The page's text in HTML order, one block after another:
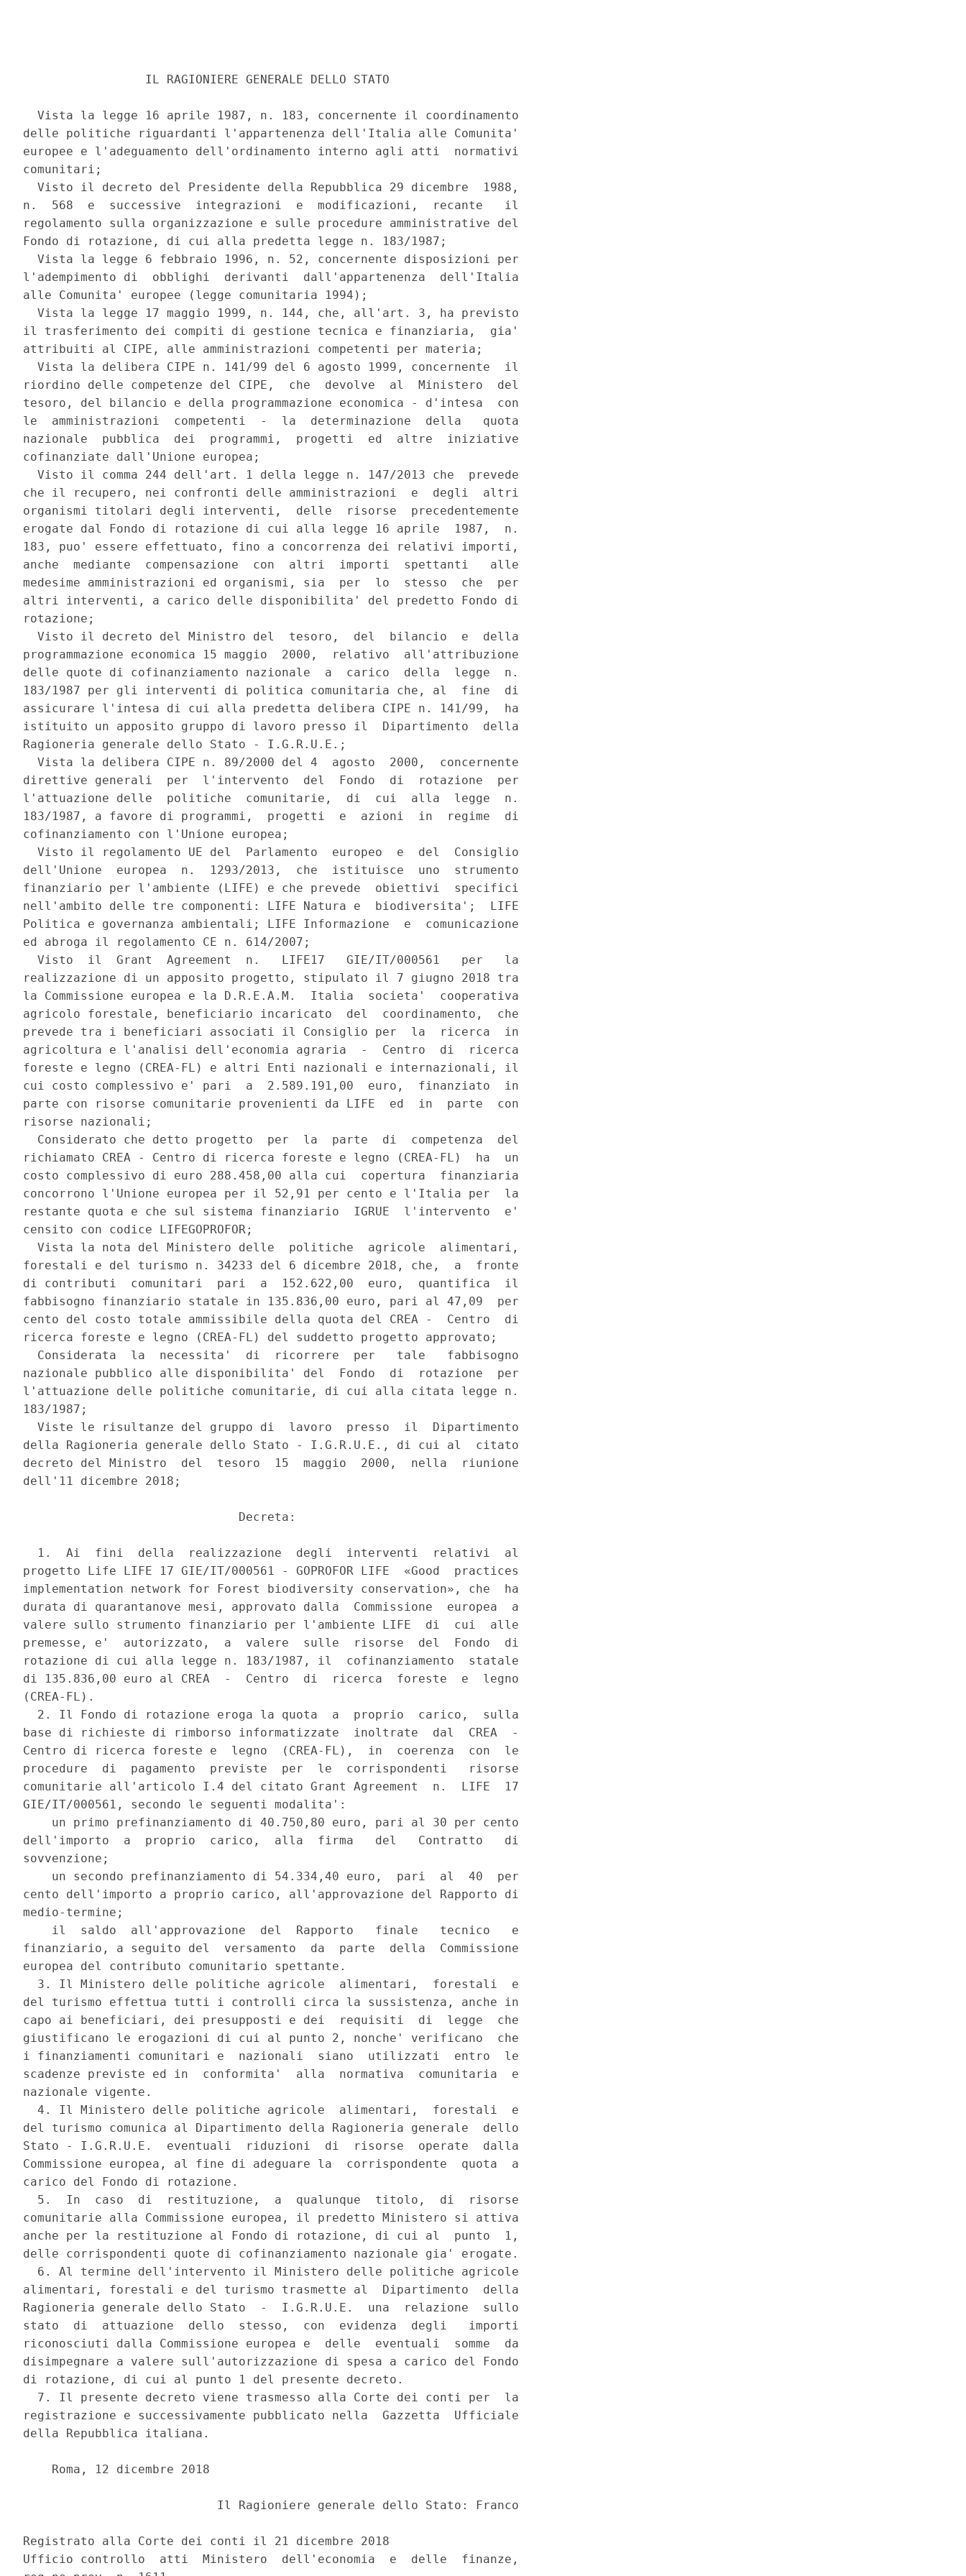
                 IL RAGIONIERE GENERALE DELLO STATO
  Vista la legge 16 aprile 1987, n. 183, concernente il coordinamento
delle politiche riguardanti l'appartenenza dell'Italia alle Comunita'
europee e l'adeguamento dell'ordinamento interno agli atti  normativi
comunitari;
  Visto il decreto del Presidente della Repubblica 29 dicembre  1988,
n.  568  e  successive  integrazioni  e  modificazioni,  recante   il
regolamento sulla organizzazione e sulle procedure amministrative del
Fondo di rotazione, di cui alla predetta legge n. 183/1987;
  Vista la legge 6 febbraio 1996, n. 52, concernente disposizioni per
l'adempimento di  obblighi  derivanti  dall'appartenenza  dell'Italia
alle Comunita' europee (legge comunitaria 1994);
  Vista la legge 17 maggio 1999, n. 144, che, all'art. 3, ha previsto
il trasferimento dei compiti di gestione tecnica e finanziaria,  gia'
attribuiti al CIPE, alle amministrazioni competenti per materia;
  Vista la delibera CIPE n. 141/99 del 6 agosto 1999, concernente  il
riordino delle competenze del CIPE,  che  devolve  al  Ministero  del
tesoro, del bilancio e della programmazione economica - d'intesa  con
le  amministrazioni  competenti  -  la  determinazione  della   quota
nazionale  pubblica  dei  programmi,  progetti  ed  altre  iniziative
cofinanziate dall'Unione europea;
  Visto il comma 244 dell'art. 1 della legge n. 147/2013 che  prevede
che il recupero, nei confronti delle amministrazioni  e  degli  altri
organismi titolari degli interventi,  delle  risorse  precedentemente
erogate dal Fondo di rotazione di cui alla legge 16 aprile  1987,  n.
183, puo' essere effettuato, fino a concorrenza dei relativi importi,
anche  mediante  compensazione  con  altri  importi  spettanti   alle
medesime amministrazioni ed organismi, sia  per  lo  stesso  che  per
altri interventi, a carico delle disponibilita' del predetto Fondo di
rotazione;
  Visto il decreto del Ministro del  tesoro,  del  bilancio  e  della
programmazione economica 15 maggio  2000,  relativo  all'attribuzione
delle quote di cofinanziamento nazionale  a  carico  della  legge  n.
183/1987 per gli interventi di politica comunitaria che, al  fine  di
assicurare l'intesa di cui alla predetta delibera CIPE n. 141/99,  ha
istituito un apposito gruppo di lavoro presso il  Dipartimento  della
Ragioneria generale dello Stato - I.G.R.U.E.;
  Vista la delibera CIPE n. 89/2000 del 4  agosto  2000,  concernente
direttive generali  per  l'intervento  del  Fondo  di  rotazione  per
l'attuazione delle  politiche  comunitarie,  di  cui  alla  legge  n.
183/1987, a favore di programmi,  progetti  e  azioni  in  regime  di
cofinanziamento con l'Unione europea;
  Visto il regolamento UE del  Parlamento  europeo  e  del  Consiglio
dell'Unione  europea  n.  1293/2013,  che  istituisce  uno  strumento
finanziario per l'ambiente (LIFE) e che prevede  obiettivi  specifici
nell'ambito delle tre componenti: LIFE Natura e  biodiversita';  LIFE
Politica e governanza ambientali; LIFE Informazione  e  comunicazione
ed abroga il regolamento CE n. 614/2007;
  Visto  il  Grant  Agreement  n.   LIFE17   GIE/IT/000561   per   la
realizzazione di un apposito progetto, stipulato il 7 giugno 2018 tra
la Commissione europea e la D.R.E.A.M.  Italia  societa'  cooperativa
agricolo forestale, beneficiario incaricato  del  coordinamento,  che
prevede tra i beneficiari associati il Consiglio per  la  ricerca  in
agricoltura e l'analisi dell'economia agraria  -  Centro  di  ricerca
foreste e legno (CREA-FL) e altri Enti nazionali e internazionali, il
cui costo complessivo e' pari  a  2.589.191,00  euro,  finanziato  in
parte con risorse comunitarie provenienti da LIFE  ed  in  parte  con
risorse nazionali;
  Considerato che detto progetto  per  la  parte  di  competenza  del
richiamato CREA - Centro di ricerca foreste e legno (CREA-FL)  ha  un
costo complessivo di euro 288.458,00 alla cui  copertura  finanziaria
concorrono l'Unione europea per il 52,91 per cento e l'Italia per  la
restante quota e che sul sistema finanziario  IGRUE  l'intervento  e'
censito con codice LIFEGOPROFOR;
  Vista la nota del Ministero delle  politiche  agricole  alimentari,
forestali e del turismo n. 34233 del 6 dicembre 2018, che,  a  fronte
di contributi  comunitari  pari  a  152.622,00  euro,  quantifica  il
fabbisogno finanziario statale in 135.836,00 euro, pari al 47,09  per
cento del costo totale ammissibile della quota del CREA -  Centro  di
ricerca foreste e legno (CREA-FL) del suddetto progetto approvato;
  Considerata  la  necessita'  di  ricorrere  per   tale   fabbisogno
nazionale pubblico alle disponibilita' del  Fondo  di  rotazione  per
l'attuazione delle politiche comunitarie, di cui alla citata legge n.
183/1987;
  Viste le risultanze del gruppo di  lavoro  presso  il  Dipartimento
della Ragioneria generale dello Stato - I.G.R.U.E., di cui al  citato
decreto del Ministro  del  tesoro  15  maggio  2000,  nella  riunione
dell'11 dicembre 2018;
                              Decreta:
  1.  Ai  fini  della  realizzazione  degli  interventi  relativi  al
progetto Life LIFE 17 GIE/IT/000561 - GOPROFOR LIFE  «Good  practices
implementation network for Forest biodiversity conservation», che  ha
durata di quarantanove mesi, approvato dalla  Commissione  europea  a
valere sullo strumento finanziario per l'ambiente LIFE  di  cui  alle
premesse, e'  autorizzato,  a  valere  sulle  risorse  del  Fondo  di
rotazione di cui alla legge n. 183/1987, il  cofinanziamento  statale
di 135.836,00 euro al CREA  -  Centro  di  ricerca  foreste  e  legno
(CREA-FL).
  2. Il Fondo di rotazione eroga la quota  a  proprio  carico,  sulla
base di richieste di rimborso informatizzate  inoltrate  dal  CREA  -
Centro di ricerca foreste e  legno  (CREA-FL),  in  coerenza  con  le
procedure  di  pagamento  previste  per  le  corrispondenti   risorse
comunitarie all'articolo I.4 del citato Grant Agreement  n.  LIFE  17
GIE/IT/000561, secondo le seguenti modalita':
    un primo prefinanziamento di 40.750,80 euro, pari al 30 per cento
dell'importo  a  proprio  carico,  alla  firma   del   Contratto   di
sovvenzione;
    un secondo prefinanziamento di 54.334,40 euro,  pari  al  40  per
cento dell'importo a proprio carico, all'approvazione del Rapporto di
medio-termine;
    il  saldo  all'approvazione  del  Rapporto   finale   tecnico   e
finanziario, a seguito del  versamento  da  parte  della  Commissione
europea del contributo comunitario spettante.
  3. Il Ministero delle politiche agricole  alimentari,  forestali  e
del turismo effettua tutti i controlli circa la sussistenza, anche in
capo ai beneficiari, dei presupposti e dei  requisiti  di  legge  che
giustificano le erogazioni di cui al punto 2, nonche' verificano  che
i finanziamenti comunitari e  nazionali  siano  utilizzati  entro  le
scadenze previste ed in  conformita'  alla  normativa  comunitaria  e
nazionale vigente.
  4. Il Ministero delle politiche agricole  alimentari,  forestali  e
del turismo comunica al Dipartimento della Ragioneria generale  dello
Stato - I.G.R.U.E.  eventuali  riduzioni  di  risorse  operate  dalla
Commissione europea, al fine di adeguare la  corrispondente  quota  a
carico del Fondo di rotazione.
  5.  In  caso  di  restituzione,  a  qualunque  titolo,  di  risorse
comunitarie alla Commissione europea, il predetto Ministero si attiva
anche per la restituzione al Fondo di rotazione, di cui al  punto  1,
delle corrispondenti quote di cofinanziamento nazionale gia' erogate.
  6. Al termine dell'intervento il Ministero delle politiche agricole
alimentari, forestali e del turismo trasmette al  Dipartimento  della
Ragioneria generale dello Stato  -  I.G.R.U.E.  una  relazione  sullo
stato  di  attuazione  dello  stesso,  con  evidenza  degli   importi
riconosciuti dalla Commissione europea e  delle  eventuali  somme  da
disimpegnare a valere sull'autorizzazione di spesa a carico del Fondo
di rotazione, di cui al punto 1 del presente decreto.
  7. Il presente decreto viene trasmesso alla Corte dei conti per  la
registrazione e successivamente pubblicato nella  Gazzetta  Ufficiale
della Repubblica italiana.
    Roma, 12 dicembre 2018
                           Il Ragioniere generale dello Stato: Franco
Registrato alla Corte dei conti il 21 dicembre 2018
Ufficio controllo  atti  Ministero  dell'economia  e  delle  finanze,